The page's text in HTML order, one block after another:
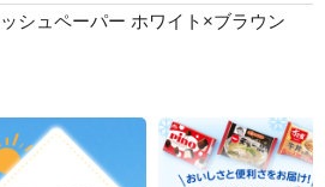
シュペーパー ホワイト×ブラウン